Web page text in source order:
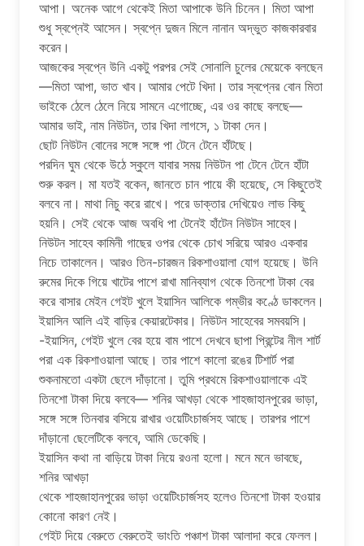
আপা। অনেক আগে থেকেই মিতা আপাকে উনি চিনেন। মিতা আপা
শুধু স্বপ্নেই আসেন। স্বপ্নে দুজন মিলে নানান অদ্ভুত কাজকারবার
করেন।
আজকের স্বপ্নে উনি একটু পরপর সেই সোনালি চুলের মেয়েকে বলছেন
—মিতা আপা, ভাত খাব। আমার পেটে খিদা। তার স্বপ্নের বোন মিতা
ভাইকে ঠেলে ঠেলে নিয়ে সামনে এগোচ্ছে, এর ওর কাছে বলছে—
আমার ভাই, নাম নিউটন, তার খিদা লাগসে, ১ টাকা দেন।
ছোট নিউটন বোনের সঙ্গে সঙ্গে পা টেনে টেনে হাঁটছে।
পরদিন ঘুম থেকে উঠে স্কুলে যাবার সময় নিউটন পা টেনে টেনে হাঁটা
শুরু করল। মা যতই বকেন, জানতে চান পায়ে কী হয়েছে, সে কিছুতেই
বলবে না। মাথা নিচু করে রাখে। পরে ডাক্তার দেখিয়েও লাভ কিছু
হয়নি। সেই থেকে আজ অবধি পা টেনেই হাঁটেন নিউটন সাহেব।
নিউটন সাহেব কামিনী গাছের ওপর থেকে চোখ সরিয়ে আরও একবার
নিচে তাকালেন। আরও তিন-চারজন রিকশাওয়ালা যোগ হয়েছে। উনি
রুমের দিকে গিয়ে খাটের পাশে রাখা মানিব্যাগ থেকে তিনশো টাকা বের
করে বাসার মেইন গেইট খুলে ইয়াসিন আলিকে গম্ভীর কণ্ঠে ডাকলেন।
ইয়াসিন আলি এই বাড়ির কেয়ারটেকার। নিউটন সাহেবের সমবয়সি।
-ইয়াসিন, গেইট খুলে বের হয়ে বাম পাশে দেখবে ছাপা প্রিন্টের নীল শার্ট
পরা এক রিকশাওয়ালা আছে। তার পাশে কালো রঙের টিশার্ট পরা
শুকনামতো একটা ছেলে দাঁড়ানো। তুমি প্রথমে রিকশাওয়ালাকে এই
তিনশো টাকা দিয়ে বলবে— শনির আখড়া থেকে শাহজাহানপুরের ভাড়া,
সঙ্গে সঙ্গে তিনবার বসিয়ে রাখার ওয়েটিংচার্জসহ আছে। তারপর পাশে
দাঁড়ানো ছেলেটিকে বলবে, আমি ডেকেছি।
ইয়াসিন কথা না বাড়িয়ে টাকা নিয়ে রওনা হলো। মনে মনে ভাবছে,
শনির আখড়া
থেকে শাহজাহানপুরের ভাড়া ওয়েটিংচার্জসহ হলেও তিনশো টাকা হওয়ার
কোনো কারণ নেই।
গেইট দিয়ে বেরুতে বেরুতেই ভাংতি পঞ্চাশ টাকা আলাদা করে ফেলল।